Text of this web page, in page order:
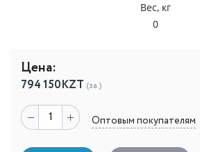
Вес, кг
0
Цена:
794 150KZT (за )
Оптовым покупателям